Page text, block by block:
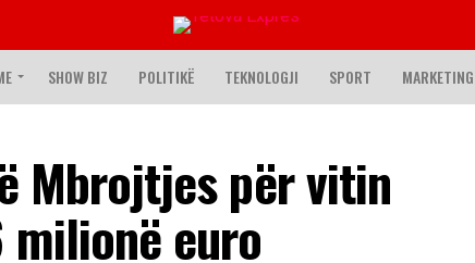
SHOW BIZ POLITIKË TEKNOLOGJI SPORT MARKETING
Mbrojtjes për vitin
euro